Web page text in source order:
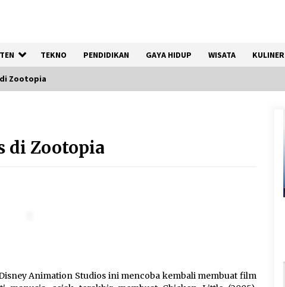
TEKNO PENDIDIKAN GAYA HIDUP WISATA KULINER
Selaras dengan Tantangan
Zootopia
di Zootopia
Animation Studios ini mencoba kembali membuat film